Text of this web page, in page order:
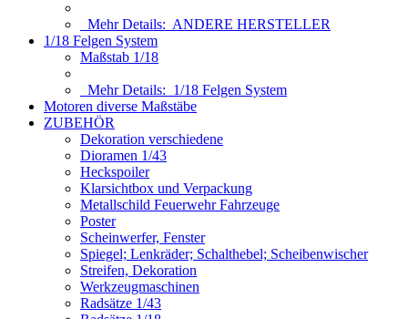
Mehr Details: ANDERE HERSTELLER
1/18 Felgen System
Maßstab 1/18
Mehr Details: 1/18 Felgen System
Motoren diverse Maßstäbe
ZUBEHÖR
Dekoration verschiedene
Dioramen 1/43
Heckspoiler
Klarsichtbox und Verpackung
Metallschild Feuerwehr Fahrzeuge
Poster
Scheinwerfer, Fenster
Spiegel; Lenkräder; Schalthebel; Scheibenwischer
Streifen, Dekoration
Werkzeugmaschinen
Radsätze 1/43